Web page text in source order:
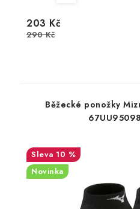
203 Kč
290 Kč
Běžecké ponožky
10 %
Novinka